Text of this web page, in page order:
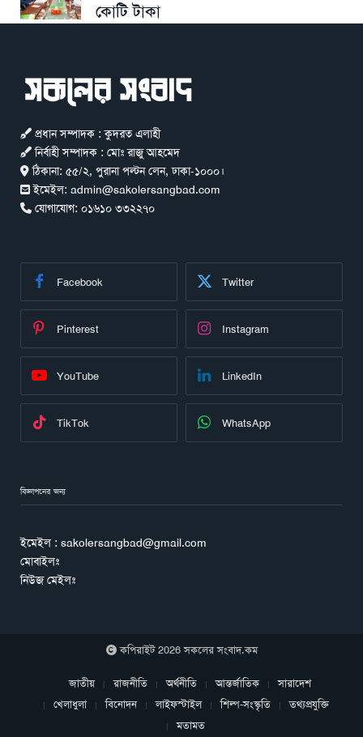
কোটি টাকা
প্রধান সম্পাদক : কুদরত এলাহী
নির্বাহী সম্পাদক : মোঃ রাজু আহমেদ
ঠিকানা: ৫৫/২, পুরানা পল্টন লেন, ঢাকা-১০০০।
ইমেইল: admin@sakolersangbad.com
যোগাযোগ: ০১৬১০ ৩৩২২৭০
Facebook Twitter
Pinterest Instagram
YouTube LinkedIn
TikTok WhatsApp
বিজ্ঞাপনের জন্য
ইমেইল : sakolersangbad@gmail.com
মোবাইলঃ
নিউজ মেইলঃ
কপিরাইট 2026 সকলের সংবাদ.কম
জাতীয় রাজনীতি অর্থনীতি আন্তর্জাতিক
সারাদেশ
খেলাধুলা
বিনোদন লাইফস্টাইল শিল্প-সংস্কৃতি
তথ্যপ্রযুক্তি
মতামত